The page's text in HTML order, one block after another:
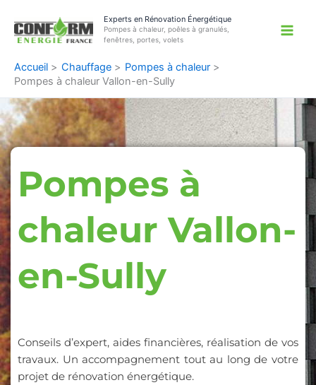
contenu
Experts en Rénovation Énergétique
Pompes à chaleur, poêles à granulés,
fenêtres, portes, volets
Accueil Chauffage
Pompes à chaleur
Pompes à chaleur Vallon-en-Sully
Pompes à
chaleur Vallon-
en-Sully
Conseils d’expert, aides financières, réalisation de vos
travaux. Un accompagnement tout au long de votre
projet de rénovation énergétique.